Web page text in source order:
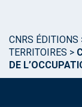
CNRS ÉDITIONS
TERRITOIRES >
DE